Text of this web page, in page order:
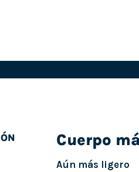
Cuerpo
Aún más ligero